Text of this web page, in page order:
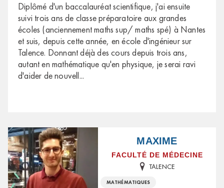
Diplômé d'un baccalauréat scientifique, j'ai ensuite
suivi trois ans de classe préparatoire aux grandes
écoles (anciennement maths sup/ maths spé) à Nantes
et suis, depuis cette année, en école d'ingénieur sur
Talence. Donnant déjà des cours depuis trois ans,
autant en mathématique qu'en physique, je serai ravi
d'aider de nouvell...
MAXIME
FACULTÉ DE MÉDECINE
TALENCE
MATHÉMATIQUES